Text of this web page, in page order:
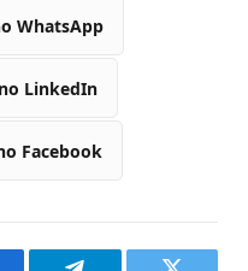
WhatsApp
LinkedIn
Facebook